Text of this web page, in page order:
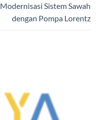
Modernisasi Sistem Sawah
dengan Pompa Lorentz